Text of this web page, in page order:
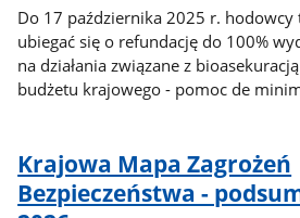
Do 17 października 2025 r.
ubiegać się o refundację do 100%
na działania związane z
budżetu krajowego - pomoc de
Krajowa Mapa Zagrożeń
Bezpieczeństwa -